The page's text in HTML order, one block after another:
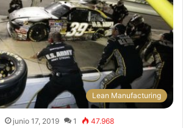
Lean Manufacturing
junio 17, 2019 1 47.968